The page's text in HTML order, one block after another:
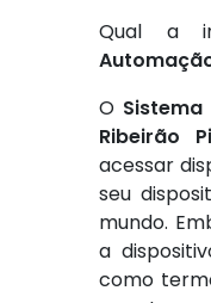
Qual a
O
Ribeirão
acessar
seu
mundo.
a
como